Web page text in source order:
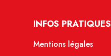
INFOS PRATIQUES
Mentions légales